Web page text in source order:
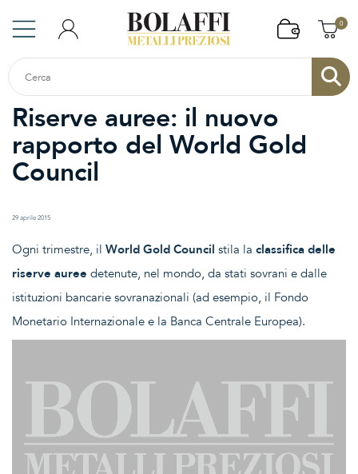
0
Riserve auree: il nuovo
rapporto del World Gold
Council
29 aprile 2015
Ogni trimestre, il World Gold Council stila la classifica delle
riserve auree detenute, nel mondo, da stati sovrani e dalle
istituzioni bancarie sovranazionali (ad esempio, il Fondo
Monetario Internazionale e la Banca Centrale Europea).